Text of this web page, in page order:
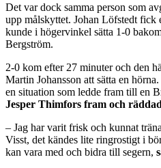
Det var dock samma person som
upp målskyttet. Johan Löfstedt fick
kunde i högervinkel sätta 1-0
Bergström.
2-0 kom efter 27 minuter och den
Martin Johansson att sätta en
en situation som ledde fram till en
Jesper Thimfors fram och
– Jag har varit frisk och kunnat
Visst, det kändes lite ringrostigt i
kan vara med och bidra till segern,